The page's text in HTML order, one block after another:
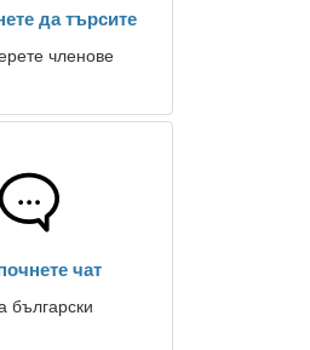
да търсите
членове
чат
български